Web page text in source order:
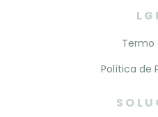
Termo
Política de